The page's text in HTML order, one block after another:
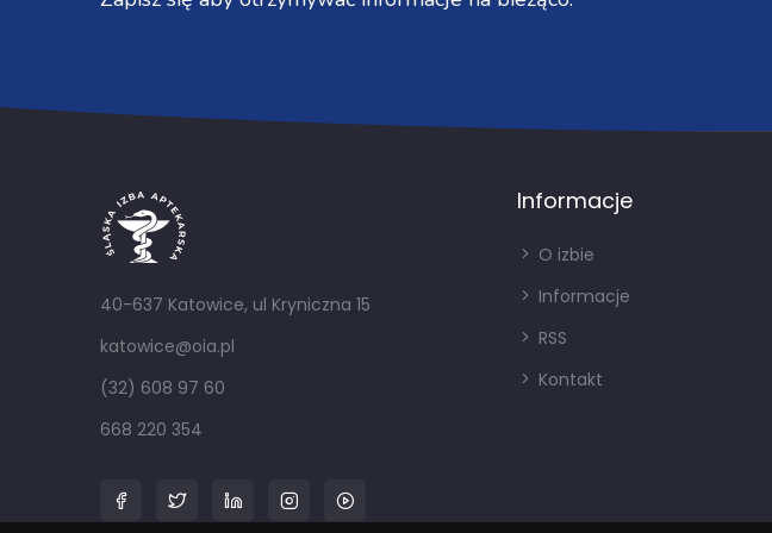
40-637 Katowice, ul Kryniczna 15
katowice@oia.pl
(32) 608 97 60
668 220 354
Informacje
O izbie
Informacje
RSS
Kontakt